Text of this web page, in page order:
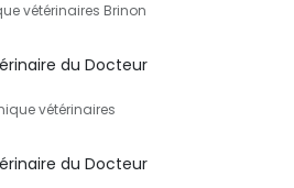
vétérinaires Brinon
du Docteur
vétérinaires
du Docteur